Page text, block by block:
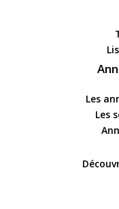
Les
Les